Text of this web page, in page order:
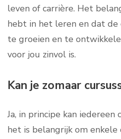
leven of carrière. Het
hebt in het leren en dat
te groeien en te
voor jou zinvol is.
Kan je zomaar
Ja, in principe kan iedereen
het is belangrijk om